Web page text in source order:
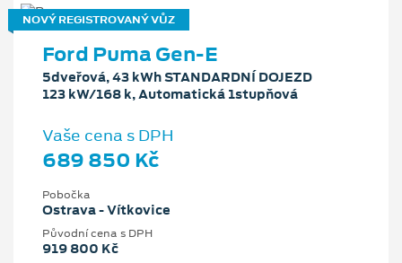
NOVÝ REGISTROVANÝ VŮZ
Ford Puma Gen-E
5dveřová, 43 kWh STANDARDNÍ DOJEZD
123 kW/168 k, Automatická 1stupňová
Vaše cena s DPH
689 850 Kč
Pobočka
Ostrava - Vítkovice
Původní cena s DPH
919 800 Kč